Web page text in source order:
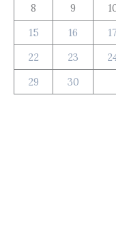
8
9
15
16 17
22
23
29
30